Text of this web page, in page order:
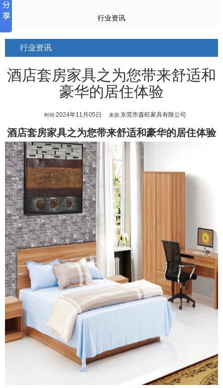
行业资讯
行业资讯
酒店套房家具之为您带来舒适和
豪华的居住体验
时间:2024年11月05日 来源:东莞市森旺家具有限公司
酒店套房家具之为您带来舒适和豪华的居住体验